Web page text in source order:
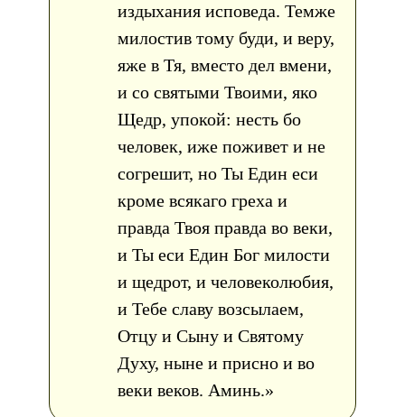
издыхания исповеда. Темже
милостив тому буди, и веру,
яже в Тя, вместо дел вмени,
и со святыми Твоими, яко
Щедр, упокой: несть бо
человек, иже поживет и не
согрешит, но Ты Един еси
кроме всякаго греха и
правда Твоя правда во веки,
и Ты еси Един Бог милости
и щедрот, и человеколюбия,
и Тебе славу возсылаем,
Отцу и Сыну и Святому
Духу, ныне и присно и во
веки веков. Аминь.»